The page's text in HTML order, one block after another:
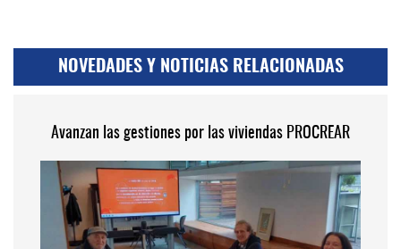
NOVEDADES Y NOTICIAS RELACIONADAS
Avanzan las gestiones por las viviendas PROCREAR